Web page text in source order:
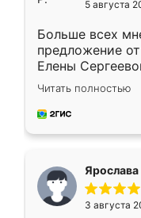
5 августа
Больше всех
предложение
Елены
короткие
для замера
предложил по
Читать полностью
Ярослава
3 августа